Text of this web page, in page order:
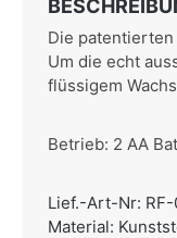
Die
Um die echt
flüssigem
Betrieb: 2 AA
Lief.-Art-Nr: RF-
Material: